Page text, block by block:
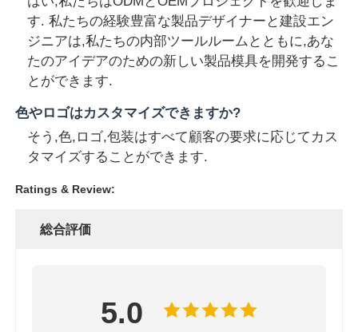
す. 私たちの経験豊富な製品デザイナーと建設エン
ジニアは,私たちの内部ツールルームとともに,あな
たのアイデアのための新しい製品模具を開発するこ
とができます.
色やロゴはカスタマイズできますか?
そう,色,ロゴ,包装はすべて顧客の要求に応じてカス
タマイズすることができます.
Ratings & Review:
総合評価
5.0